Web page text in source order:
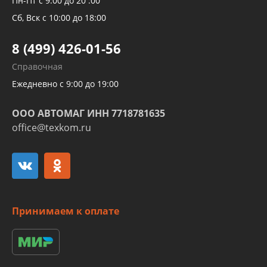
Трубок кондиционеров
Развертка пайка медных стальных
алюминиевых трубок и штуцеров
Сб, Вск с 10:00 до 18:00
8 (499) 426-01-56
Справочная
Ежедневно с 9:00 до 19:00
ООО АВТОМАГ ИНН 7718781635
office@texkom.ru
Принимаем к оплате